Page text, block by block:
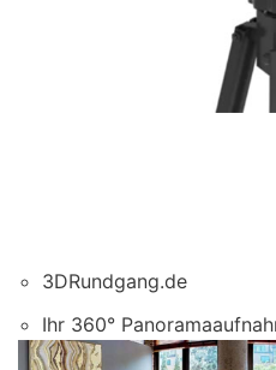
3DRundgang.de
Ihr 360°